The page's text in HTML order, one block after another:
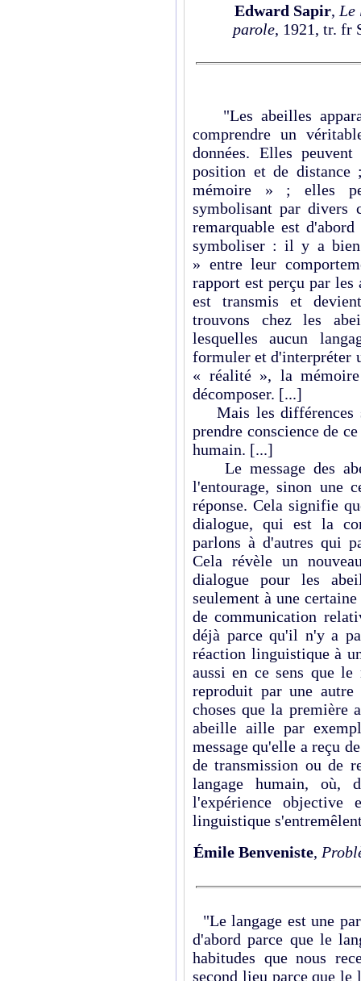
Edward Sapir, Le
parole, 1921, tr. fr
"Les abeilles
comprendre un
données. Elles
position et de distance
mémoire » ; elles
symbolisant par divers
remarquable est
symboliser : il y a bien
» entre leur
rapport est perçu par
est transmis et
trouvons chez les
lesquelles aucun
formuler et d'interpréter
« réalité », la
décomposer. [...]
Mais les différences
prendre conscience de
humain. [...]
Le message des
l'entourage, sinon une
réponse. Cela signifie
dialogue, qui est la
parlons à d'autres qui
Cela révèle un
dialogue pour les
seulement à une
de communication
déjà parce qu'il n'y a
réaction linguistique à
aussi en ce sens que le
reproduit par une
choses que la première
abeille aille par
message qu'elle a reçu
de transmission ou de
langage humain, où,
l'expérience
linguistique
Émile Benveniste,
"Le langage est une
d'abord parce que le
habitudes que nous
second lieu parce que le